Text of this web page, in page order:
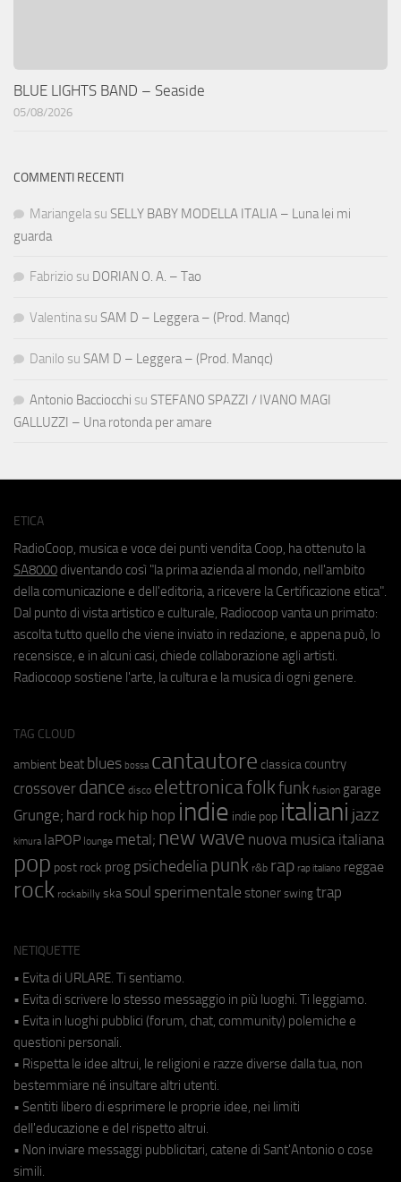
BLUE LIGHTS BAND – Seaside
05/08/2026
COMMENTI RECENTI
Mariangela su SELLY BABY MODELLA ITALIA – Luna lei mi
guarda
Fabrizio su DORIAN O. A. – Tao
Valentina su SAM D – Leggera – (Prod. Manqc)
Danilo su SAM D – Leggera – (Prod. Manqc)
Antonio Bacciocchi su STEFANO SPAZZI / IVANO MAGI
GALLUZZI – Una rotonda per amare
ETICA
RadioCoop, musica e voce dei punti vendita Coop, ha ottenuto la
SA8000 diventando così "la prima azienda al mondo, nell'ambito
della comunicazione e dell'editoria, a ricevere la Certificazione etica".
Dal punto di vista artistico e culturale, Radiocoop vanta un primato:
ascolta tutto quello che viene inviato in redazione, e appena può, lo
recensisce, e in alcuni casi, chiede collaborazione agli artisti.
Radiocoop sostiene l'arte, la cultura e la musica di ogni genere.
TAG CLOUD
ambient beat blues bossa cantautore classica country
crossover dance disco elettronicafolkfunk fusion garage
Grunge; hard rock hip hop indie indie pop italiani jazz
kimura laPOP lounge metal; new wave nuova musica italiana
pop post rock prog psichedeliapunk r&b rap rap italiano reggae
rock rockabilly ska soul sperimentale stoner swing trap
NETIQUETTE
• Evita di URLARE. Ti sentiamo.
• Evita di scrivere lo stesso messaggio in più luoghi. Ti leggiamo.
• Evita in luoghi pubblici (forum, chat, community) polemiche e
questioni personali.
• Rispetta le idee altrui, le religioni e razze diverse dalla tua, non
bestemmiare né insultare altri utenti.
• Sentiti libero di esprimere le proprie idee, nei limiti
dell'educazione e del rispetto altrui.
• Non inviare messaggi pubblicitari, catene di Sant'Antonio o cose
simili.